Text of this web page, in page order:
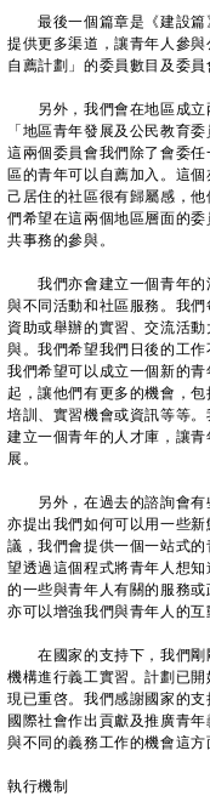
最後一個篇章是《建設篇
提供更多渠道，讓青年人參
自薦計劃」的委員數目及委員
另外，我們會在地區成立
「地區青年發展及公民教育
這兩個委員會我們除了會委
區的青年可以自薦加入。這
己居住的社區很有歸屬感，
們希望在這兩個地區層面的
共事務的參與。
我們亦會建立一個青年的
與不同活動和社區服務。我
資助或舉辦的實習、交流活
與。我們希望我們日後的工作
我們希望可以成立一個新的
起，讓他們有更多的機會，
培訓、實習機會或資訊等等
建立一個青年的人才庫，讓
展。
另外，在過去的諮詢會有
亦提出我們如何可以用一些
議，我們會提供一個一站式
望透過這個程式將青年人想
的一些與青年人有關的服務
亦可以增強我們與青年人的互
在國家的支持下，我們剛
機構進行義工實習。計劃已
現已重啓。我們感謝國家的
國際社會作出貢獻及推廣青
與不同的義務工作的機會這方
執行機制